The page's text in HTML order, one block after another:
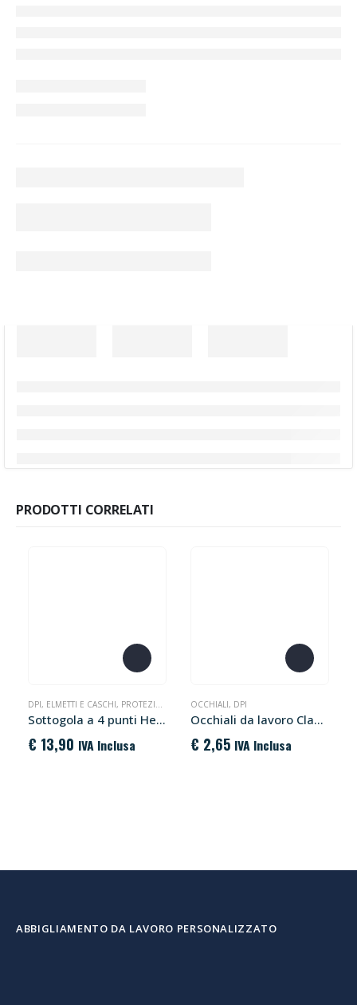
PRODOTTI CORRELATI
DPI, ELMETTI E CASCHI, PROTEZIONE SICUREZZA SUL LAVORO
Sottogola a 4 punti Height Endurance PA49 Portwest
€ 13,90 IVA Inclusa
OCCHIALI, DPI
Occhiali da lavoro Classic Safety PW33 Portwest
€ 2,65 IVA Inclusa
ABBIGLIAMENTO DA LAVORO PERSONALIZZATO